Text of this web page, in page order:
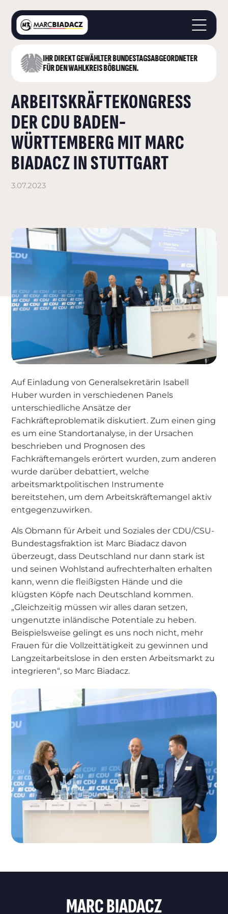
IHR DIREKT GEWÄHLTER BUNDESTAGS­ABGEORDNETER
FÜR DEN WAHLKREIS BÖBLINGEN.
STARTSEITE
LANDKREIS BÖBLINGEN
DEUTSCHER BUNDESTAG
AKTUELLES
KONTAKT
ARBEITSKRÄFTEKONGRESS
DER CDU BADEN-
WÜRTTEMBERG MIT MARC
BIADACZ IN STUTTGART
3.07.2023
Auf Einladung von Generalsekretärin Isabell
Huber wurden in verschiedenen Panels
unterschiedliche Ansätze der
Fachkräfteproblematik diskutiert. Zum einen ging
es um eine Standortanalyse, in der Ursachen
beschrieben und Prognosen des
Fachkräftemangels erörtert wurden, zum anderen
wurde darüber debattiert, welche
arbeitsmarktpolitischen Instrumente
bereitstehen, um dem Arbeitskräftemangel aktiv
entgegenzuwirken.
Als Obmann für Arbeit und Soziales der CDU/CSU-
Bundestagsfraktion ist Marc Biadacz davon
überzeugt, dass Deutschland nur dann stark ist
und seinen Wohlstand aufrechterhalten erhalten
kann, wenn die fleißigsten Hände und die
klügsten Köpfe nach Deutschland kommen.
„Gleichzeitig müssen wir alles daran setzen,
ungenutzte inländische Potentiale zu heben.
Beispielsweise gelingt es uns noch nicht, mehr
Frauen für die Vollzeittätigkeit zu gewinnen und
Langzeitarbeitslose in den ersten Arbeitsmarkt zu
integrieren“, so Marc Biadacz.
MARC BIADACZ